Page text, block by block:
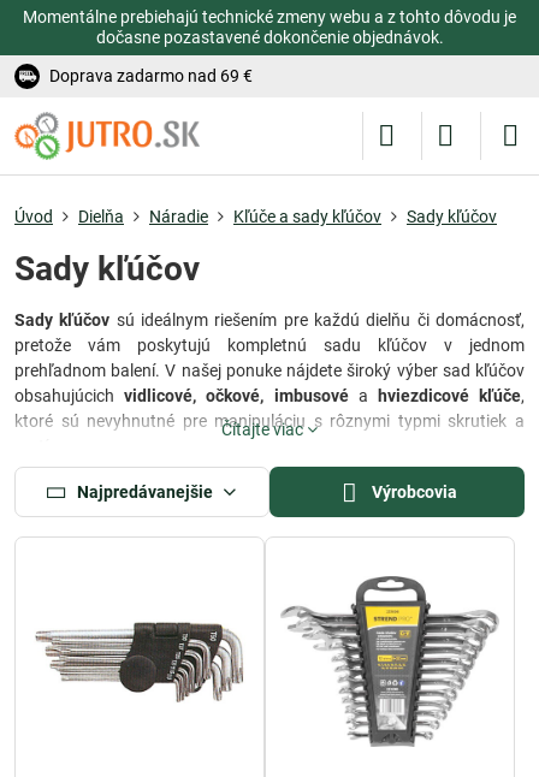
Momentálne prebiehajú technické zmeny webu a z tohto dôvodu je
dočasne pozastavené dokončenie objednávok.
Doprava zadarmo nad 69 €
Úvod Dielňa Náradie Kľúče a sady kľúčov Sady kľúčov
Sady kľúčov
Sady kľúčov sú ideálnym riešením pre každú dielňu či domácnosť,
pretože vám poskytujú kompletnú sadu kľúčov v jednom
prehľadnom balení. V našej ponuke nájdete široký výber sad kľúčov
obsahujúcichvidlicové, očkové, imbusové a hviezdicové kľúče,
ktoré sú nevyhnutné pre manipuláciu s rôznymi typmi skrutiek a
Sady kľúčovsú praktickým a užitočným riešením, ktoré vám
umožňuje mať všetky potrebné nástroje na jednom mieste a zároveň
udržiavať poriadok vo vašej dielni.Vďaka prehľadnému baleniua
Odteraz nebudete musieť hľadať jednotlivé kľúče po celej dielni,
pretože sady kľúčov vám poskytnú všetko, čo potrebujete na jednom
mieste. Vyberte si sadu kľúčov z našej ponuky a užite si pohodlné a
efektívne riešenie pre vašu prácu. S našimi kvalitnými sadami kľúčov
budete mať konečne poriadok vo svojich kľúčoch.
Čítajte viac
Najpredávanejšie Výrobcovia